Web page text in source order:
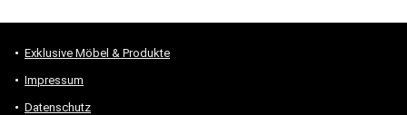
Exklusive Möbel & Produkte
Impressum
Datenschutz